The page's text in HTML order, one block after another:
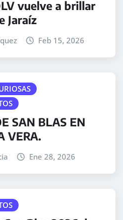
vuelve a brillar
Jaraíz
Feb 15, 2026
SAN BLAS EN
VERA.
Ene 28, 2026